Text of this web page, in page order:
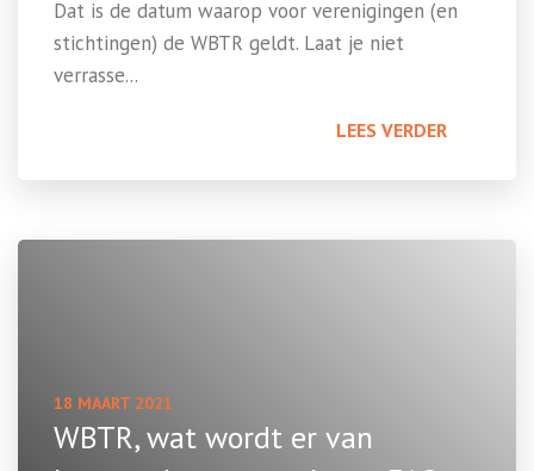
Dat is de datum waarop voor verenigingen (en
stichtingen) de WBTR geldt. Laat je niet
verrasse...
LEES VERDER
18 MAART 2021
WBTR, wat wordt er van